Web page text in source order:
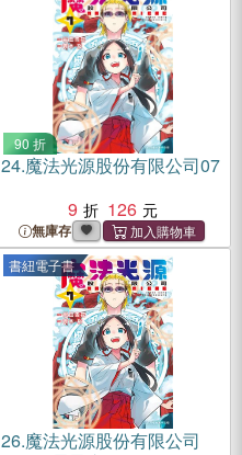
90 折
24.魔法光源股份有限公司07
9
126
無庫存
書紐電子書
26.魔法光源股份有限公司